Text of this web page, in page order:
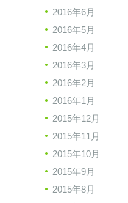
2016年6月
2016年5月
2016年4月
2016年3月
2016年2月
2016年1月
2015年12月
2015年11月
2015年10月
2015年9月
2015年8月